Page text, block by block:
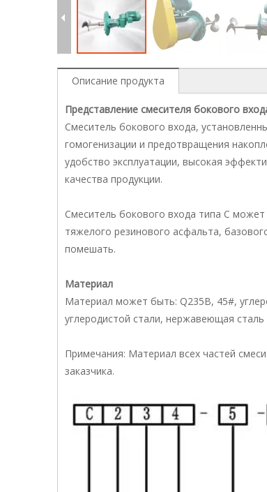
Описание продукта
Представление смесителя бокового
Смеситель бокового входа,
гомогенизации и предотвращения
удобство эксплуатации, высокая
качества продукции.
Смеситель бокового входа типа C
тяжелого резинового асфальта,
помешать.
Материал
Материал может быть: Q235B, 45#,
углеродистой стали, нержавеющая
Примечания: Материал всех частей
заказчика.